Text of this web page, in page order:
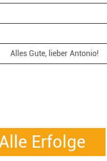
Alles Gute, lieber Antonio!
Erfolge